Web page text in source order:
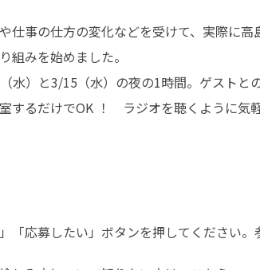
仕事の仕方の変化などを受けて、実際に
組みを始めました。
水）と3/15（水）の夜の1時間。ゲストと
するだけでOK ！　ラジオを聴くように気
「応募したい」ボタンを押してください。